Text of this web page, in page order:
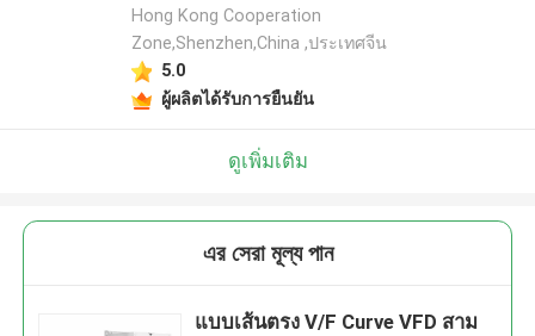
Hong Kong Cooperation
Zone,Shenzhen,China ,ประเทศจีน
5.0
ผู้ผลิตได้รับการยืนยัน
ดูเพิ่มเติม
এর সেরা মূল্য পান
แบบเส้นตรง V/F Curve VFD สาม